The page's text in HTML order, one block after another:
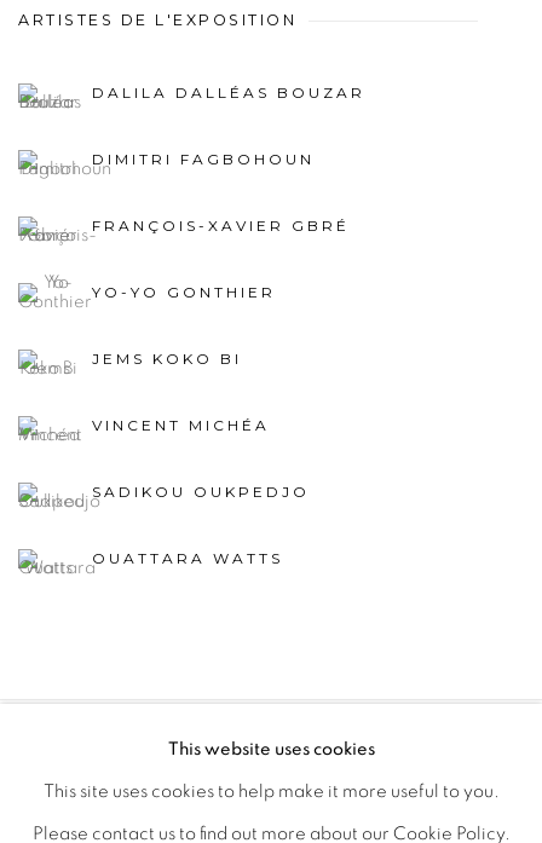
ARTISTES DE L'EXPOSITION
DALILA DALLÉAS BOUZAR
DIMITRI FAGBOHOUN
FRANÇOIS-XAVIER GBRÉ
YO-YO GONTHIER
JEMS KOKO BI
VINCENT MICHÉA
SADIKOU OUKPEDJO
OUATTARA WATTS
MANAGE COOKIES
COPYRIGHT © 2026 GALERIE CÉCILE FAKHOURY
This website uses cookies
This site uses cookies to help make it more useful to you.
Please contact us to find out more about our Cookie Policy.